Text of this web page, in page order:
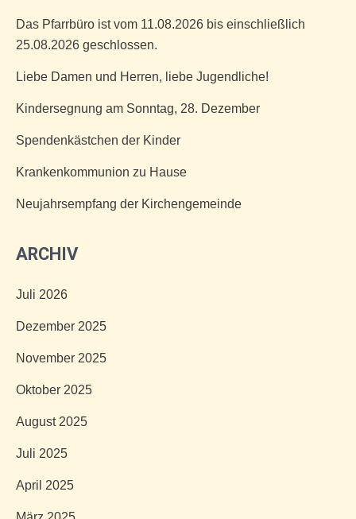
Das Pfarrbüro ist vom 11.08.2026 bis einschließlich
25.08.2026 geschlossen.
Liebe Damen und Herren, liebe Jugendliche!
Kindersegnung am Sonntag, 28. Dezember
Spendenkästchen der Kinder
Krankenkommunion zu Hause
Neujahrsempfang der Kirchengemeinde
ARCHIV
Juli 2026
Dezember 2025
November 2025
Oktober 2025
August 2025
Juli 2025
April 2025